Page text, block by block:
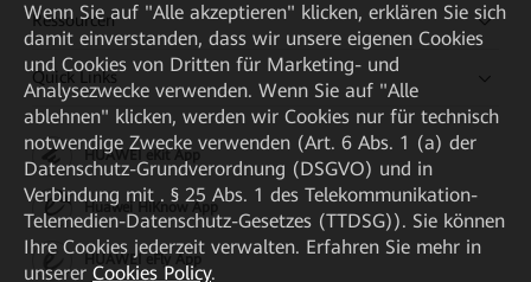
Ressourcen
Quick Links
HUAWEI eKit App
Huawei HiKnow App
HUAWEI eFly App
Wenn Sie auf "Alle akzeptieren" klicken, erklären Sie sich
damit einverstanden, dass wir unsere eigenen Cookies
und Cookies von Dritten für Marketing- und
Analysezwecke verwenden. Wenn Sie auf "Alle
ablehnen" klicken, werden wir Cookies nur für technisch
notwendige Zwecke verwenden (Art. 6 Abs. 1 (a) der
Datenschutz-Grundverordnung (DSGVO) und in
Verbindung mit . § 25 Abs. 1 des Telekommunikation-
Telemedien-Datenschutz-Gesetzes (TTDSG)). Sie können
Ihre Cookies jederzeit verwalten. Erfahren Sie mehr in
unserer Cookies Policy.